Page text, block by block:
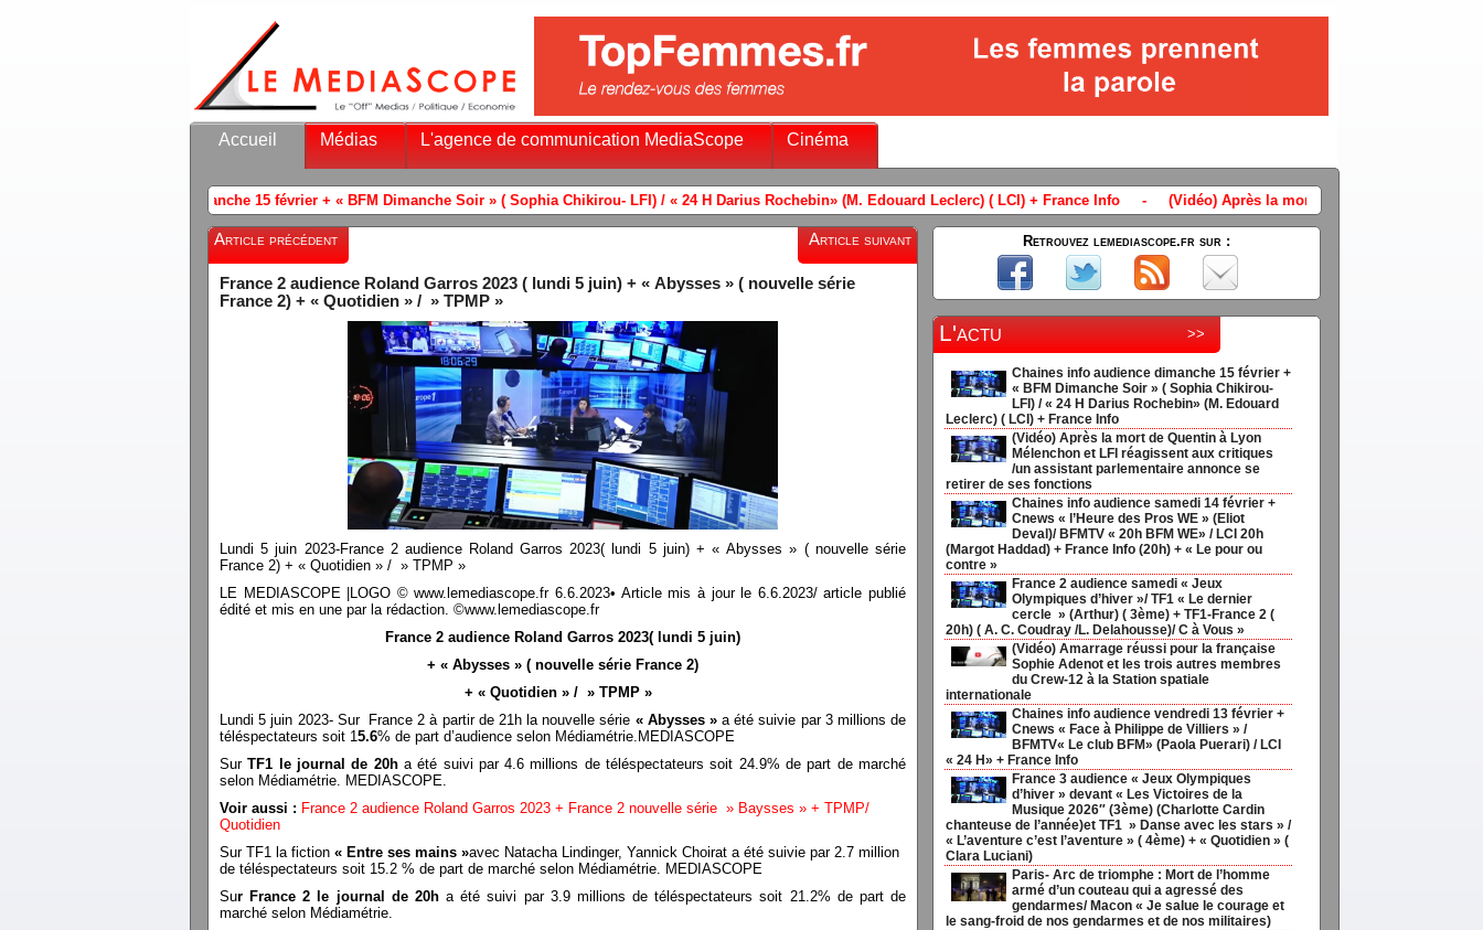
Accueil Médias L'agence de communication MediaScope Cinéma
15 février + « BFM Dimanche Soir » ( Sophia Chikirou- LFI) / « 24 H Darius Rochebin» (M. Edouard Leclerc) ( LCI) + France Info-(Vidéo) Après la mort de Quentin à Lyon Mélenchon et LFI réagissent aux
Article précédent Article suivant
France 2 audience Roland Garros 2023 ( lundi 5 juin) + « Abysses » ( nouvelle série
France 2) + « Quotidien » / » TPMP »
Lundi 5 juin 2023-France 2 audience Roland Garros 2023( lundi 5 juin) + « Abysses » ( nouvelle série
France 2) + « Quotidien » / » TPMP »
LE MEDIASCOPE |LOGO © www.lemediascope.fr 6.6.2023• Article mis à jour le 6.6.2023/ article publié
édité et mis en une par la rédaction. ©www.lemediascope.fr
France 2 audience Roland Garros 2023( lundi 5 juin)
+ « Abysses » ( nouvelle série France 2)
+ « Quotidien » / » TPMP »
Lundi 5 juin 2023- Sur France 2 à partir de 21h la nouvelle série « Abysses »a été suivie par 3 millions de
téléspectateurs soit 1 5.6% de part d’audience selon Médiamétrie.MEDIASCOPE
SurTF1 le journal de 20ha été suivi par 4.6 millions de téléspectateurs soit 24.9% de part de marché
selon Médiamétrie. MEDIASCOPE.
Voir aussi : France 2 audience Roland Garros 2023 + France 2 nouvelle série » Baysses » + TPMP/
Quotidien
Sur TF1 la fiction « Entre ses mains »avec Natacha Lindinger, Yannick Choirat a été suivie par 2.7 million
de téléspectateurs soit 15.2 % de part de marché selon Médiamétrie. MEDIASCOPE
Sur France 2 le journal de 20ha été suivi par 3.9 millions de téléspectateurs soit 21.2% de part de
marché selon Médiamétrie.
Retrouvez lemediascope.fr sur :
L'actu >>
Chaines info audience dimanche 15 février +
« BFM Dimanche Soir » ( Sophia Chikirou-
LFI) / « 24 H Darius Rochebin» (M. Edouard
Leclerc) ( LCI) + France Info
(Vidéo) Après la mort de Quentin à Lyon
Mélenchon et LFI réagissent aux critiques
/un assistant parlementaire annonce se
retirer de ses fonctions
Chaines info audience samedi 14 février +
Cnews « l’Heure des Pros WE » (Eliot
Deval)/ BFMTV « 20h BFM WE» / LCI 20h
(Margot Haddad) + France Info (20h) + « Le pour ou
contre »
France 2 audience samedi « Jeux
Olympiques d’hiver »/ TF1 « Le dernier
cercle » (Arthur) ( 3ème) + TF1-France 2 (
20h) ( A. C. Coudray /L. Delahousse)/ C à Vous »
(Vidéo) Amarrage réussi pour la française
Sophie Adenot et les trois autres membres
du Crew-12 à la Station spatiale
internationale
Chaines info audience vendredi 13 février +
Cnews « Face à Philippe de Villiers » /
BFMTV« Le club BFM» (Paola Puerari) / LCI
« 24 H» + France Info
France 3 audience « Jeux Olympiques
d’hiver » devant « Les Victoires de la
Musique 2026″ (3ème) (Charlotte Cardin
chanteuse de l’année)et TF1 » Danse avec les stars » /
« L’aventure c’est l’aventure » ( 4ème) + « Quotidien » (
Clara Luciani)
Paris- Arc de triomphe : Mort de l’homme
armé d’un couteau qui a agressé des
gendarmes/ Macon « Je salue le courage et
le sang-froid de nos gendarmes et de nos militaires)